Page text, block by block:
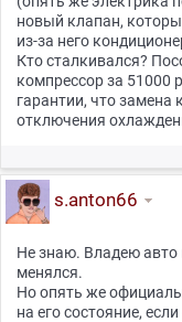
новый клапан,
из-за него
Кто сталкивался?
компрессор за 51000
гарантии, что замена
отключения
s.anton66
Не знаю. Владею авто
менялся.
Но опять же
на его состояние,